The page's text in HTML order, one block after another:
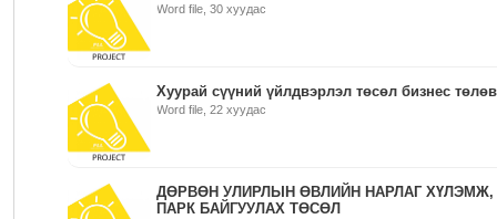
Word file, 30 хуудас
Хуурай сүүний үйлдвэрлэл төсөл бизнес
Word file, 22 хуудас
ДӨРВӨН УЛИРЛЫН ӨВЛИЙН НАРЛАГ
ПАРК БАЙГУУЛАХ ТӨСӨЛ